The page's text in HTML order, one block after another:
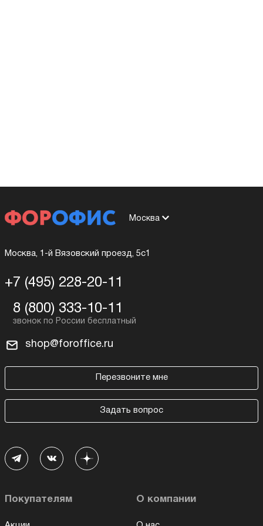
Москва
Москва, 1-й Вязовский проезд, 5с1
+7 (495) 228-20-11
8 (800) 333-10-11
shop@foroffice.ru
Перезвоните мне
Задать вопрос
Покупателям О компании